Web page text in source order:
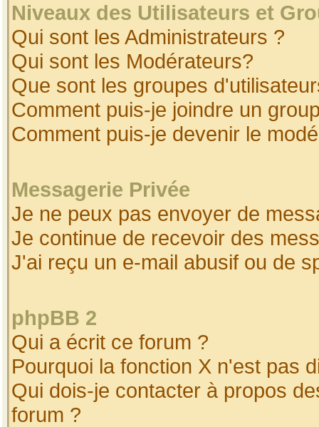
Niveaux des Utilisateurs et
Qui sont les Administrateurs ?
Qui sont les Modérateurs?
Que sont les groupes
Comment puis-je joindre un
Comment puis-je devenir le
Messagerie Privée
Je ne peux pas envoyer de
Je continue de recevoir des
J'ai reçu un e-mail abusif ou de
phpBB 2
Qui a écrit ce forum ?
Pourquoi la fonction X n'est pas
Qui dois-je contacter à propos
forum ?